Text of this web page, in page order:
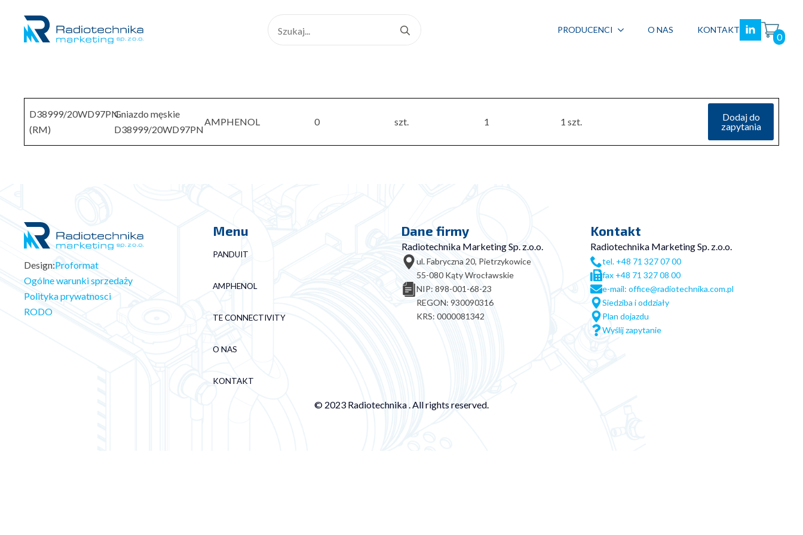
for:
PRODUCENCI O NAS KONTAKT
0
D38999/20WD97PN
(RM)
Gniazdo męskie
D38999/20WD97PN
AMPHENOL 0 szt. 1 1 szt.
Dodaj do
zapytania
Design:Proformat
Ogólne warunki sprzedaży
Polityka prywatnosci
RODO
Menu
PANDUIT
AMPHENOL
TE CONNECTIVITY
O NAS
KONTAKT
Dane firmy
Radiotechnika Marketing Sp. z.o.o.
ul. Fabryczna 20, Pietrzykowice
55-080 Kąty Wrocławskie
NIP: 898-001-68-23
REGON: 930090316
KRS: 0000081342
Kontakt
Radiotechnika Marketing Sp. z.o.o.
tel. +48 71 327 07 00
fax +48 71 327 08 00
e-mail: office@radiotechnika.com.pl
Siedziba i oddziały
Plan dojazdu
Wyślij zapytanie
© 2023 Radiotechnika . All rights reserved.